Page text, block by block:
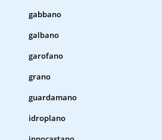
gabbano
galbano
garofano
grano
guardamano
idroplano